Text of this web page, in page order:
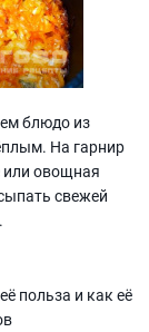
блюдо из
На гарнир
или овощная
свежей
польза и как её